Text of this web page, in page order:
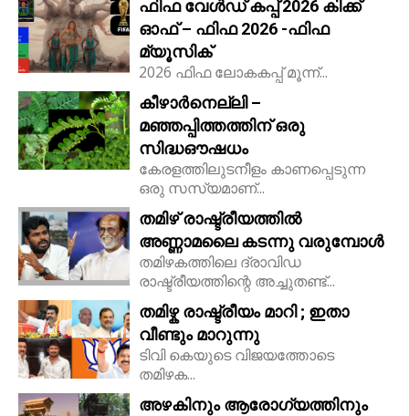
ഫിഫ വേൾഡ് കപ്പ് 2026 കിക്ക്‌
ഓഫ് – ഫിഫ 2026 -ഫിഫ
മ്യൂസിക്
2026 ഫിഫ ലോകകപ്പ് മൂന്ന്...
കീഴാർനെല്ലി –
മഞ്ഞപ്പിത്തത്തിന് ഒരു
സിദ്ധഔഷധം
കേരളത്തിലുടനീളം കാണപ്പെടുന്ന
ഒരു സസ്യമാണ്...
തമിഴ് രാഷ്ട്രീയത്തിൽ
അണ്ണാമലൈ കടന്നു വരുമ്പോൾ
തമിഴകത്തിലെ ദ്രാവിഡ
രാഷ്ട്രീയത്തിന്റെ അച്ചുതണ്ട്...
തമിഴ്ക രാഷ്ട്രീയം മാറി ; ഇതാ
വീണ്ടും മാറുന്നു
ടിവി കെയുടെ വിജയത്തോടെ
തമിഴക...
അഴകിനും ആരോഗ്യത്തിനും